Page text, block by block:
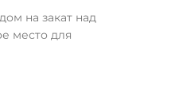
на закат над
место для